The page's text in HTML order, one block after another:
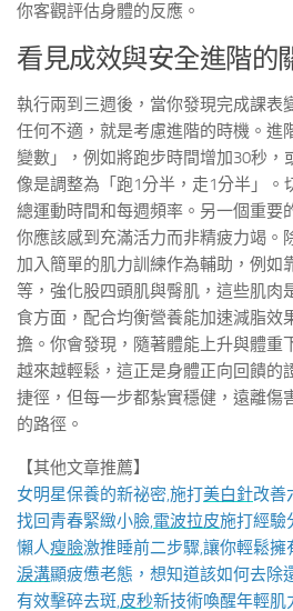
你客觀評估身體的反應。
看見成效與安全進階的
執行兩到三週後，當你發現完成課表
任何不適，就是考慮進階的時機。進
變數」，例如將跑步時間增加30秒，
像是調整為「跑1分半，走1分半」。
總運動時間和每週頻率。另一個重要
你應該感到充滿活力而非精疲力竭。
加入簡單的肌力訓練作為輔助，例如
等，強化股四頭肌與臀肌，這些肌肉
食方面，配合均衡營養能加速減脂效
擔。你會發現，隨著體能上升與體重
越來越輕鬆，這正是身體正向回饋的
捷徑，但每一步都紮實穩健，遠離傷
的路徑。
【其他文章推薦】
女明星保養的新祕密,施打美白針改善
找回青春緊緻小臉,電波拉皮施打經驗
懶人瘦臉激推睡前二步驟,讓你輕鬆擁
淚溝顯疲憊老態，想知道該如何去除
有效擊碎去斑,皮秒新技術喚醒年輕肌